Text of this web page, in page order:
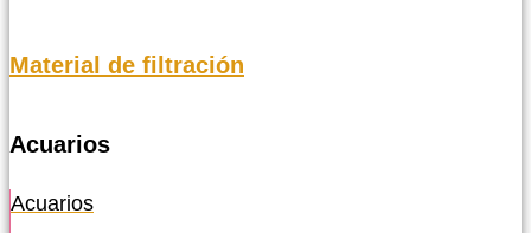
Material de filtración
Acuarios
Acuarios